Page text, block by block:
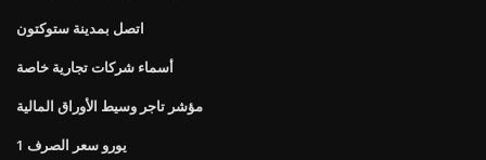
اتصل بمدينة ستوكتون
أسماء شركات تجارية خاصة
مؤشر تاجر وسيط الأوراق المالية
1 يورو سعر الصرف